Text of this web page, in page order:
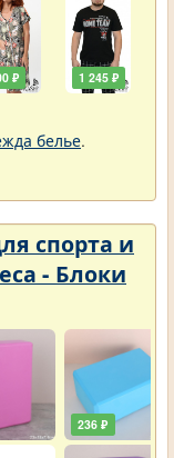
₽ 1 245 ₽
белье.
спорта и
- Блоки
236 ₽